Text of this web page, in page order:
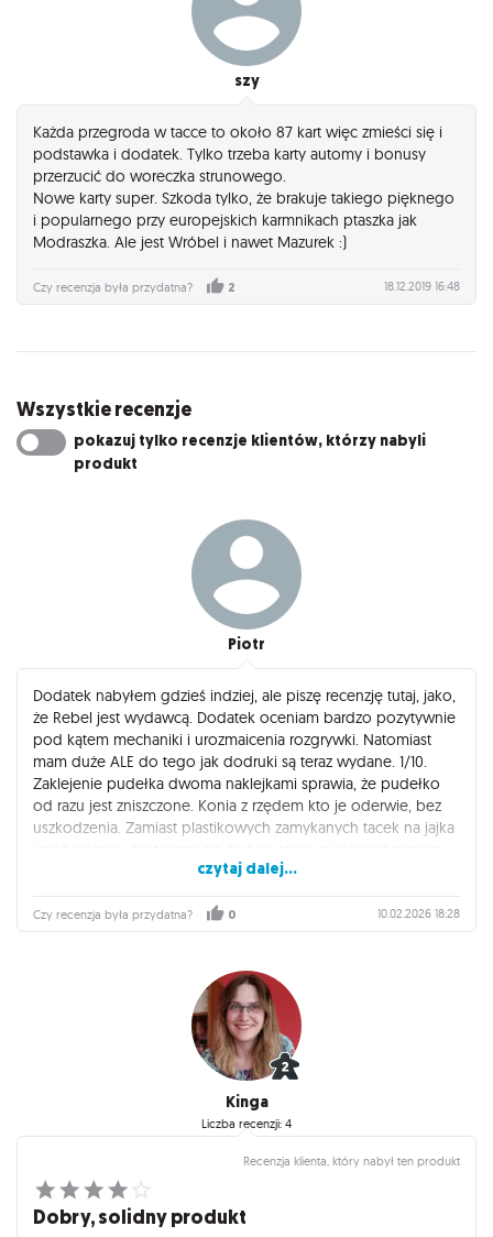
szy
Każda przegroda w tacce to około 87 kart więc zmieści się i
podstawka i dodatek. Tylko trzeba karty automy i bonusy
przerzucić do woreczka strunowego.
Nowe karty super. Szkoda tylko, że brakuje takiego pięknego
i popularnego przy europejskich karmnikach ptaszka jak
Modraszka. Ale jest Wróbel i nawet Mazurek :)
Czy recenzja była przydatna? 2 18.12.2019 16:48
Wszystkie recenzje
pokazuj tylko recenzje klientów, którzy nabyli
produkt
Piotr
Dodatek nabyłem gdzieś indziej, ale piszę recenzję tutaj, jako,
że Rebel jest wydawcą. Dodatek oceniam bardzo pozytywnie
pod kątem mechaniki i urozmaicenia rozgrywki. Natomiast
mam duże ALE do tego jak dodruki są teraz wydane. 1/10.
Zaklejenie pudełka dwoma naklejkami sprawia, że pudełko
od razu jest zniszczone. Konia z rzędem kto je oderwie, bez
uszkodzenia. Zamiast plastikowych zamykanych tacek na jajka
co przy przechowywaniu jest dużym krokiem wstecz. Nie tędy
droga!
czytaj dalej...
Czy recenzja była przydatna? 0 10.02.2026 18:28
Kinga
Liczba recenzji: 4
Recenzja klienta, który nabył ten produkt
Dobry, solidny produkt